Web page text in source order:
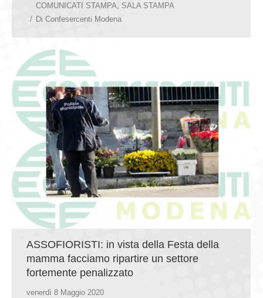
COMUNICATI STAMPA
SALA STAMPA
Di Confesercenti Modena
ASSOFIORISTI: in vista della Festa della
mamma facciamo ripartire un settore
fortemente penalizzato
venerdì 8 Maggio 2020